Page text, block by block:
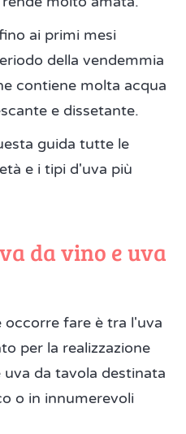
ai primi mesi
della vendemmia
contiene molta acqua
e dissetante.
guida tutte le
e i tipi d'uva più
da vino e uva
occorre fare è tra l'uva
per la realizzazione
uva da tavola destinata
o in innumerevoli